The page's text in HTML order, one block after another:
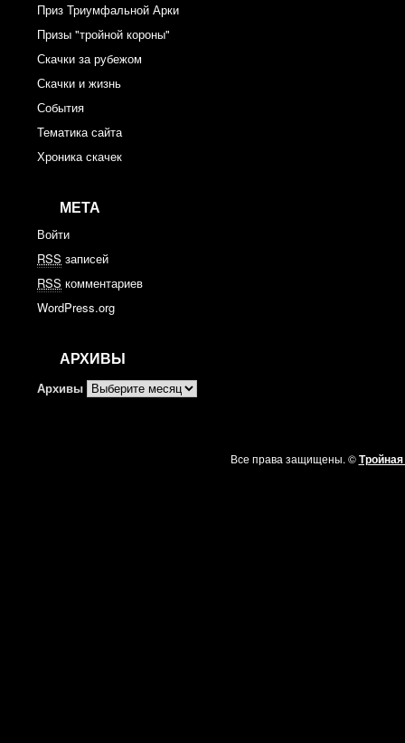
Приз Триумфальной Арки
Призы "тройной короны"
Скачки за рубежом
Скачки и жизнь
События
Тематика сайта
Хроника скачек
МЕТА
Войти
RSS записей
RSS комментариев
WordPress.org
АРХИВЫ
Архивы
Все права защищены. ©